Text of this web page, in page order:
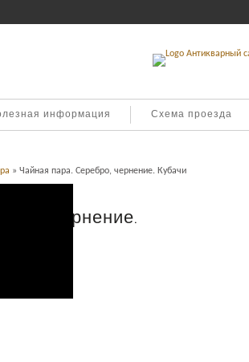
информация Схема проезда
» Чайная пара. Серебро, чернение. Кубачи
чернение.